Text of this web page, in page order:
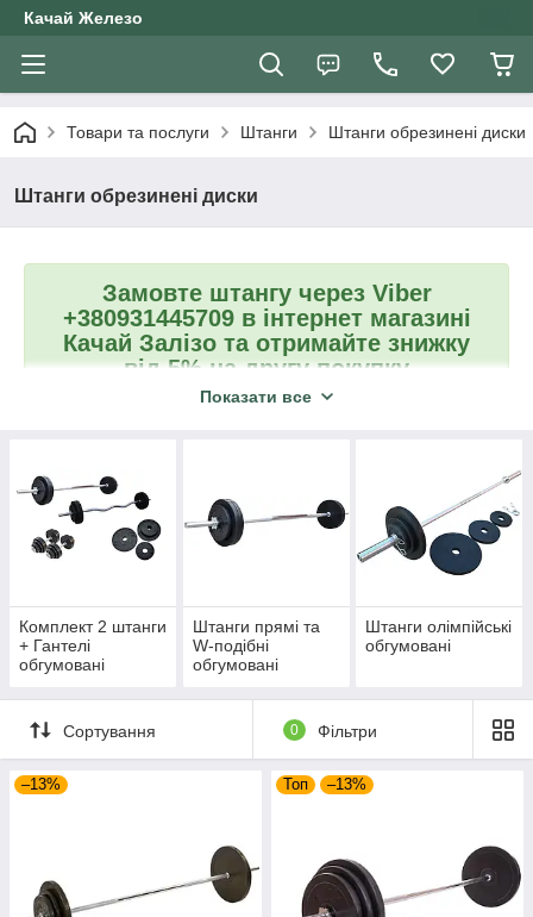
Качай Железо
Товари та послуги Штанги Штанги обрезинені диски
Штанги обрезинені диски
Замовте штангу через Viber
+380931445709 в інтернет магазині
Качай Залізо та отримайте знижку
від 5% на другу покупку
Повернутися на головну
Показати все
Комплект 2 штанги
+ Гантелі
обгумовані
Штанги прямі та
W-подібні
обгумовані
Штанги олімпійські
обгумовані
Сортування 0 Фільтри
–13% Топ –13%